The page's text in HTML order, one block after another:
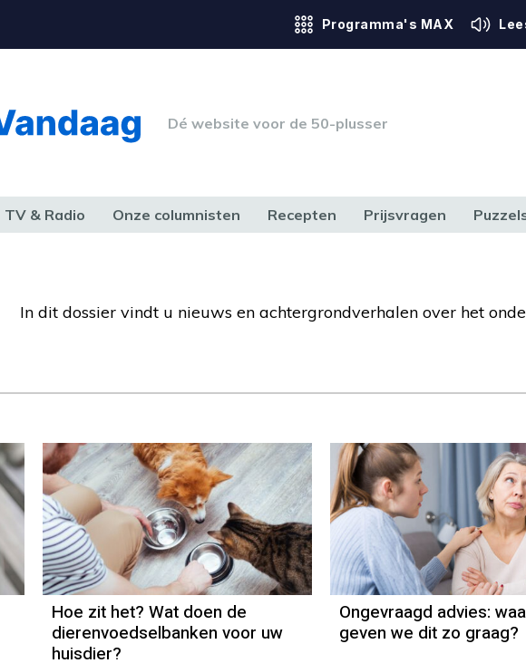
Programma's MAX
Dé website voor de 50-plusser
TV & Radio Onze columnisten Recepten Prijsvragen
In dit dossier vindt u nieuws en achtergrondverhalen over het
Hoe zit het? Wat doen de
dierenvoedselbanken voor uw
huisdier?
Ongevraagd advies:
geven we dit zo graag?